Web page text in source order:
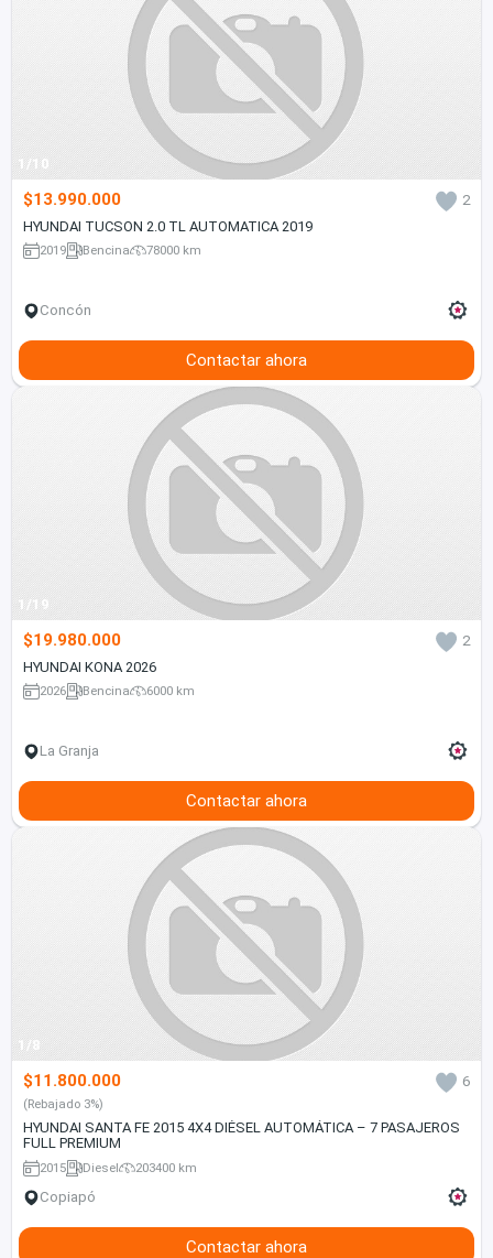
1/10
$13.990.000
2
HYUNDAI TUCSON 2.0 TL AUTOMATICA 2019
2019 Bencina 78000 km
Concón
Contactar ahora
1/19
$19.980.000
2
HYUNDAI KONA 2026
2026 Bencina 6000 km
La Granja
Contactar ahora
1/8
$11.800.000 6
(Rebajado 3%)
HYUNDAI SANTA FE 2015 4X4 DIÉSEL AUTOMÁTICA – 7 PASAJEROS
FULL PREMIUM
2015 Diesel 203400 km
Copiapó
Contactar ahora